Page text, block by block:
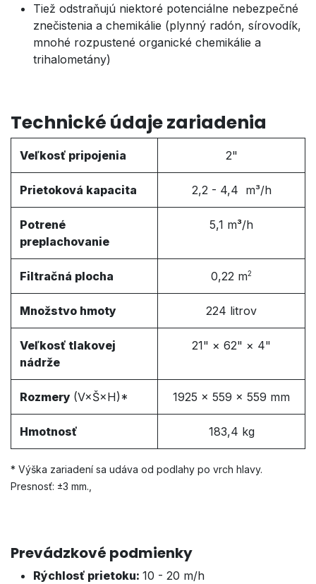
Tiež odstraňujú niektoré potenciálne nebezpečné
znečistenia a chemikálie (plynný radón, sírovodík,
mnohé rozpustené organické chemikálie a
trihalometány)
Technické údaje zariadenia
Veľkosť pripojenia 2"
Prietoková kapacita 2,2 - 4,4 m³/h
Potrené
preplachovanie
5,1 m³/h
Filtračná plocha 0,22 m2
Množstvo hmoty 224 litrov
Veľkosť tlakovej
nádrže
21" × 62" × 4"
Rozmery (V×Š×H)* 1925 × 559 × 559 mm
Hmotnosť 183,4 kg
* Výška zariadení sa udáva od podlahy po vrch hlavy.
Presnosť: ±3 mm.,
Prevádzkové podmienky
Rýchlosť prietoku: ​10 - 20 m/h